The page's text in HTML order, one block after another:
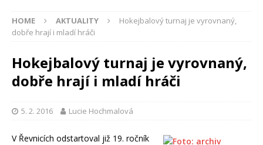
HOME AKTUALITY
Hokejbalový turnaj je vyrovnaný,
dobře hrají i mladí hráči
Hokejbalový turnaj je vyrovnaný,
dobře hrají i mladí hráči
5. 2. 2016 Lucie Hochmalová
V Řevnicích odstartoval již 19. ročník